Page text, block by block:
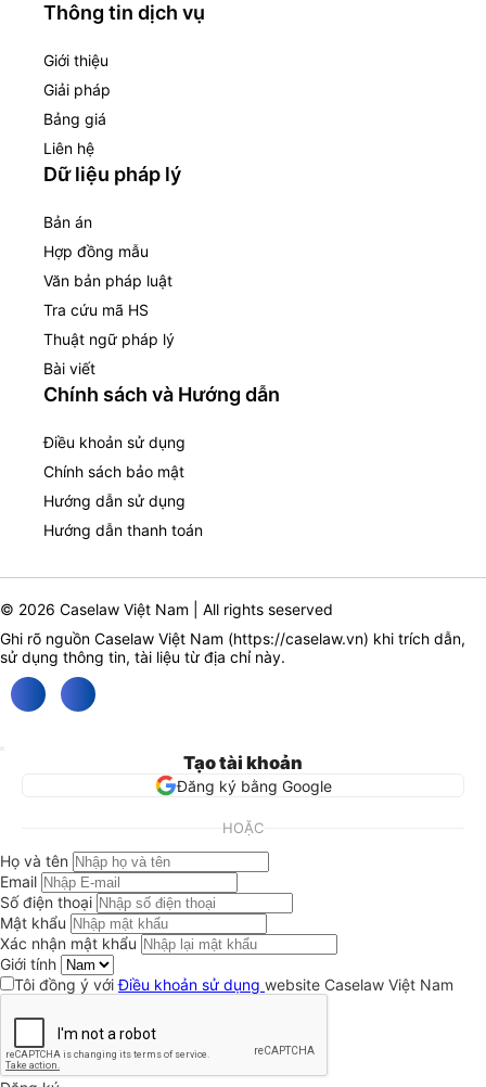
Thông tin dịch vụ
Giới thiệu
Giải pháp
Bảng giá
Liên hệ
Dữ liệu pháp lý
Bản án
Hợp đồng mẫu
Văn bản pháp luật
Tra cứu mã HS
Thuật ngữ pháp lý
Bài viết
Chính sách và Hướng dẫn
Điều khoản sử dụng
Chính sách bảo mật
Hướng dẫn sử dụng
Hướng dẫn thanh toán
© 2026 Caselaw Việt Nam | All rights seserved
Ghi rõ nguồn Caselaw Việt Nam (https://caselaw.vn) khi trích dẫn,
sử dụng thông tin, tài liệu từ địa chỉ này.
Tạo tài khoản
Đăng ký bằng Google
HOẶC
Họ và tên
Email
Số điện thoại
Mật khẩu
Xác nhận mật khẩu
Giới tính
Tôi đồng ý vớiĐiều khoản sử dụng website Caselaw Việt Nam